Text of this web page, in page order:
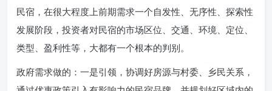
民宿，在很大程度上前期需求一个自发性、无序性、探索性
发展阶段，投资者对民宿的市场区位、交通、环境、定位、
类型、盈利性等，大都有一个根本的判别。
政府需求做的：一是引领，协调好房源与村委、乡民关系，